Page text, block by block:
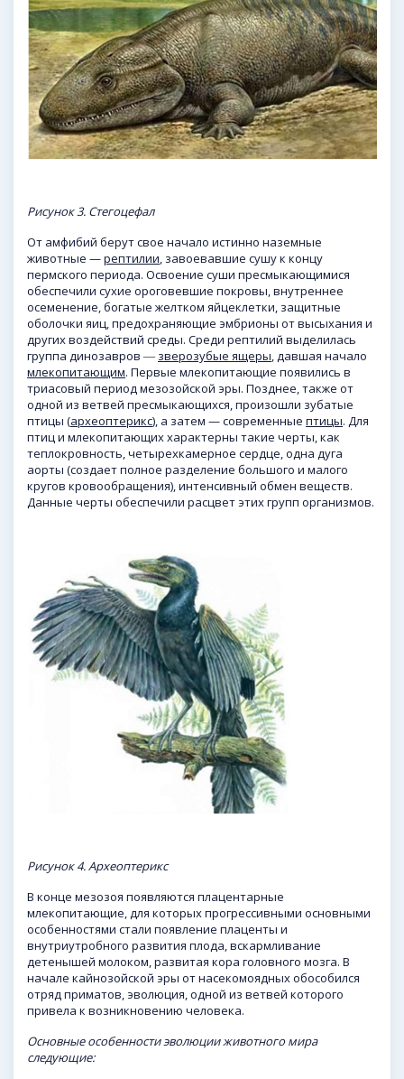
Рисунок 3. Стегоцефал
От амфибий берут свое начало истинно наземные
животные —рептилии, завоевавшие сушу к концу
пермского периода. Освоение суши пресмыкающимися
обеспечили сухие ороговевшие покровы, внутреннее
осеменение, богатые желтком яйцеклетки, защитные
оболочки яиц, предохраняющие эмбрионы от высыхания и
других воздействий среды. Среди рептилий выделилась
группа динозавров ― зверозубые ящеры, давшая начало
млекопитающим. Первые млекопитающие появились в
триасовый период мезозойской эры. Позднее, также от
одной из ветвей пресмыкающихся, произошли зубатые
птицы (археоптерикс), а затем — современные птицы. Для
птиц и млекопитающих характерны такие черты, как
теплокровность, четырехкамерное сердце, одна дуга
аорты (создает полное разделение большого и малого
кругов кровообращения), интенсивный обмен веществ.
Данные черты обеспечили расцвет этих групп организмов.
Рисунок 4. Археоптерикс
В конце мезозоя появляются плацентарные
млекопитающие, для которых прогрессивными основными
особенностями стали появление плаценты и
внутриутробного развития плода, вскармливание
детенышей молоком, развитая кора головного мозга. В
начале кайнозойской эры от насекомоядных обособился
отряд приматов, эволюция, одной из ветвей которого
привела к возникновению человека.
Основные особенности эволюции животного мира
следующие: